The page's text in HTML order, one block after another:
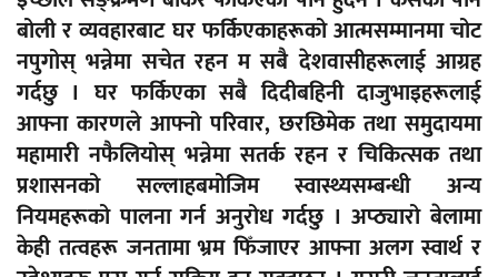
बोली र व्यवहारबाट घर फर्किएकाहरूको आत्मसम्मानमा चोट
नपुगोस् भन्नेमा सचेत रहन म सबै देशवासीहरूलाई आग्रह
गर्दछु । घर फर्किएका सबै दिदीबहिनी दाजुभाइहरूलाई
आफ्ना कारणले आफ्नो परिवार, छरछिमेक तथा समुदायमा
महामारी नफैलियोस् भन्नेमा सतर्क रहन र चिकित्सक तथा
प्रशासनको सल्लाहबमोजिम स्वास्थ्यसम्बन्धी अन्य
नियमहरूको पालना गर्न अनुरोध गर्दछु । अप्ठ्यारो बेलामा
केही तत्वहरू जनतामा भ्रम फिँजाएर आफ्ना अलग स्वार्थ र